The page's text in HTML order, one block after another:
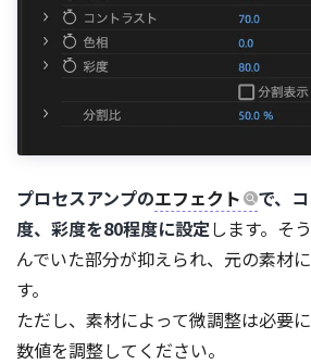
プロセスアンプのエフェクト
で、
度、彩度を80程度に設定します。そ
んでいた部分が抑えられ、元の素材
す。
ただし、素材によって微調整は必要
数値を調整してください。